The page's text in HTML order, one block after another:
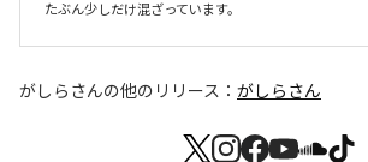
たぶん少しだけ混ざっています。
がしらさんの他のリリース： がしらさん